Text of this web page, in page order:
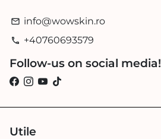
email info@wowskin.ro
phone +40760693579
Follow-us on social media!
Utile